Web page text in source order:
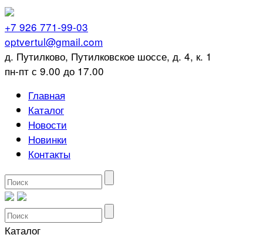
+7 926 771-99-03
optvertul@gmail.com
д. Путилково, Путилковское шоссе, д. 4, к. 1
пн-пт с 9.00 до 17.00
Главная
Каталог
Новости
Новинки
Контакты
Каталог